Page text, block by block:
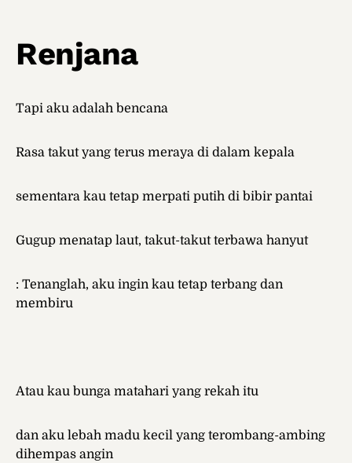
Renjana
Tapi aku adalah bencana
Rasa takut yang terus meraya di dalam kepala
sementara kau tetap merpati putih di bibir pantai
Gugup menatap laut, takut-takut terbawa hanyut
: Tenanglah, aku ingin kau tetap terbang dan
membiru
Atau kau bunga matahari yang rekah itu
dan aku lebah madu kecil yang terombang-ambing
dihempas angin